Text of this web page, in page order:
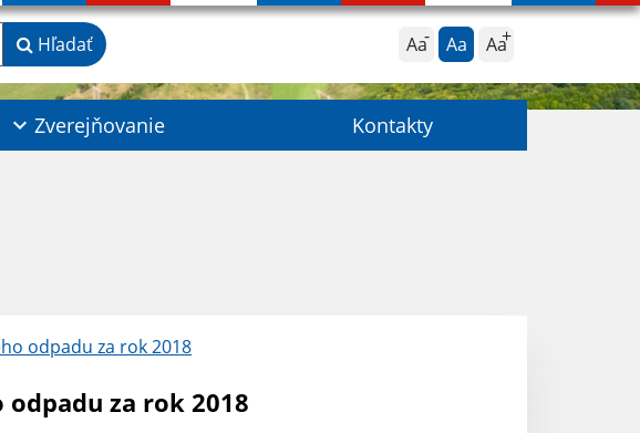
Aa Aa Aa
Hľadať
Zverejňovanie Kontakty
odpadu za rok 2018
za rok 2018